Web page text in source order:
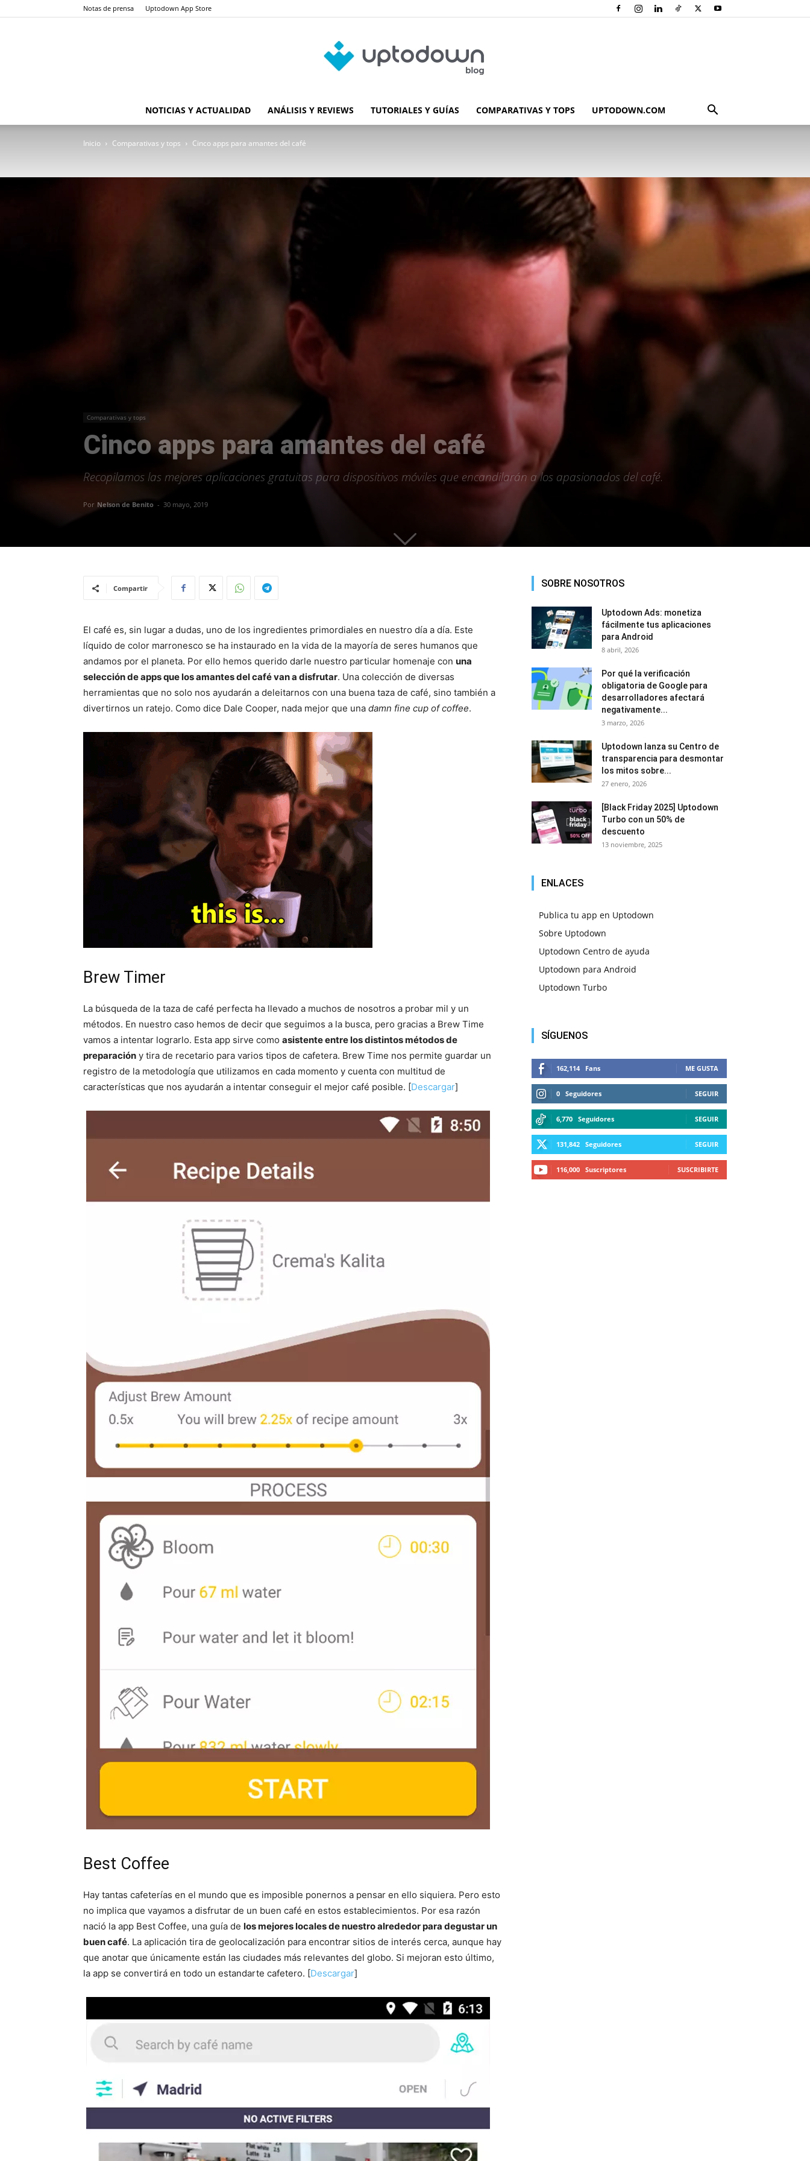
Notas de prensa Uptodown App Store
Blog
NOTICIAS Y ACTUALIDAD ANÁLISIS Y REVIEWS TUTORIALES Y GUÍAS COMPARATIVAS Y TOPS UPTODOWN.COM
Inicio Comparativas y tops Cinco apps para amantes del café
Comparativas y tops
Cinco apps para amantes del café
Recopilamos las mejores aplicaciones gratuitas para dispositivos móviles que encandilarán a los apasionados del café.
Por Nelson de Benito - 30 mayo, 2019
Compartir
El café es, sin lugar a dudas, uno de los ingredientes primordiales en nuestro día a día. Este
líquido de color marronesco se ha instaurado en la vida de la mayoría de seres humanos que
andamos por el planeta. Por ello hemos querido darle nuestro particular homenaje con una
selección de apps que los amantes del café van a disfrutar. Una colección de diversas
herramientas que no solo nos ayudarán a deleitarnos con una buena taza de café, sino también a
divertirnos un ratejo. Como dice Dale Cooper, nada mejor que una damn fine cup of coffee.
Brew Timer
La búsqueda de la taza de café perfecta ha llevado a muchos de nosotros a probar mil y un
métodos. En nuestro caso hemos de decir que seguimos a la busca, pero gracias a Brew Time
vamos a intentar lograrlo. Esta app sirve como asistente entre los distintos métodos de
preparación y tira de recetario para varios tipos de cafetera. Brew Time nos permite guardar un
registro de la metodología que utilizamos en cada momento y cuenta con multitud de
características que nos ayudarán a intentar conseguir el mejor café posible. [Descargar]
Best Coffee
Hay tantas cafeterías en el mundo que es imposible ponernos a pensar en ello siquiera. Pero esto
no implica que vayamos a disfrutar de un buen café en estos establecimientos. Por esa razón
nació la app Best Coffee, una guía de los mejores locales de nuestro alrededor para degustar un
buen café. La aplicación tira de geolocalización para encontrar sitios de interés cerca, aunque hay
que anotar que únicamente están las ciudades más relevantes del globo. Si mejoran esto último,
la app se convertirá en todo un estandarte cafetero. [Descargar]
SOBRE NOSOTROS
Uptodown Ads: monetiza
fácilmente tus aplicaciones
para Android
8 abril, 2026
Por qué la verificación
obligatoria de Google para
desarrolladores afectará
negativamente...
3 marzo, 2026
Uptodown lanza su Centro de
transparencia para desmontar
los mitos sobre...
27 enero, 2026
[Black Friday 2025] Uptodown
Turbo con un 50% de
descuento
13 noviembre, 2025
ENLACES
Publica tu app en Uptodown
Sobre Uptodown
Uptodown Centro de ayuda
Uptodown para Android
Uptodown Turbo
SÍGUENOS
162,114 Fans ME GUSTA
0 Seguidores SEGUIR
6,770 Seguidores SEGUIR
131,842 Seguidores SEGUIR
116,000 Suscriptores SUSCRIBIRTE